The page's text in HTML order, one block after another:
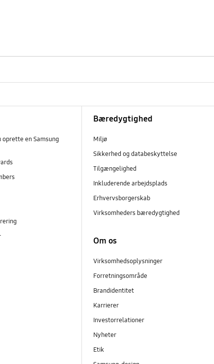
oprette en Samsung
Bæredygtighed
Miljø
Sikkerhed og databeskyttelse
Tilgængelighed
Inkluderende arbejdsplads
Erhvervsborgerskab
Virksomheders bæredygtighed
Om os
Virksomhedsoplysninger
Forretningsområde
Brandidentitet
Karrierer
Investorrelationer
Nyheter
Etik